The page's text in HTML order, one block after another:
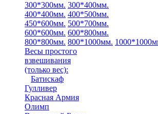
300*300мм. 300*400мм.
400*400мм. 400*500мм.
450*600мм. 500*700мм.
600*600мм. 600*800мм.
800*800мм. 800*1000мм.
Весы простого
взвешивания
(только вес):
Батискаф
Гулливер
Красная Армия
Олимп